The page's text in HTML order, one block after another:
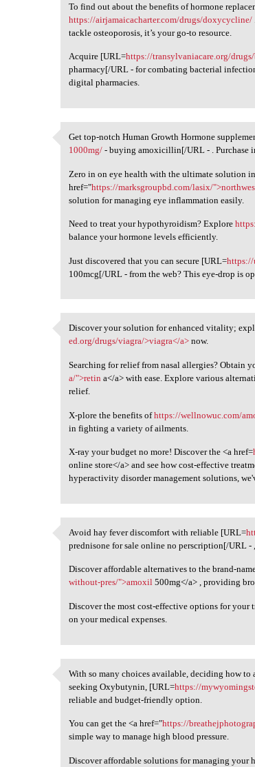
To find out about the benefits of hormone
https://airjamaicacharter.com/drugs/doxycycline/
tackle osteoporosis, it’s your go-to resource.
Acquire [URL=https://transylvaniacare.org/
pharmacy[/URL - for combating bacterial
digital pharmacies.
Get top-notch Human Growth
Get top-notch Human Growth Hormone
1000mg/ - buying amoxicillin[/URL - . Purchase
Zero in on eye health with the ultimate solution
href="https://marksgroupbd.com/lasix/
solution for managing eye inflammation easily.
Need to treat your hypothyroidism? Explore
balance your hormone levels efficiently.
Just discovered that you can secure [URL=
100mcg[/URL - from the web? This eye-drop is
Discover your solution for
Discover your solution for enhanced vitality;
ed.org/drugs/viagra/>viagra</a> now.
Searching for relief from nasal allergies? Obtain
a/">retin a</a> with ease. Explore various
relief.
X-plore the benefits ofhttps://wellnowuc.com/
in fighting a variety of ailments.
X-ray your budget no more! Discover the <a href=
online store</a> and see how cost-effective
hyperactivity disorder management solutions,
Avoid hay fever discomfort
Avoid hay fever discomfort with reliable [URL=
prednisone for sale online no perscription[/URL
Discover affordable alternatives to the brand-
without-pres/">amoxil 500mg</a> , providing
Discover the most cost-effective options for your
on your medical expenses.
With so many choices
With so many choices available, deciding how
seeking Oxybutynin, [URL=https://
reliable and budget-friendly option.
You can get the <a href="https://
simple way to manage high blood pressure.
Discover affordable solutions for managing your